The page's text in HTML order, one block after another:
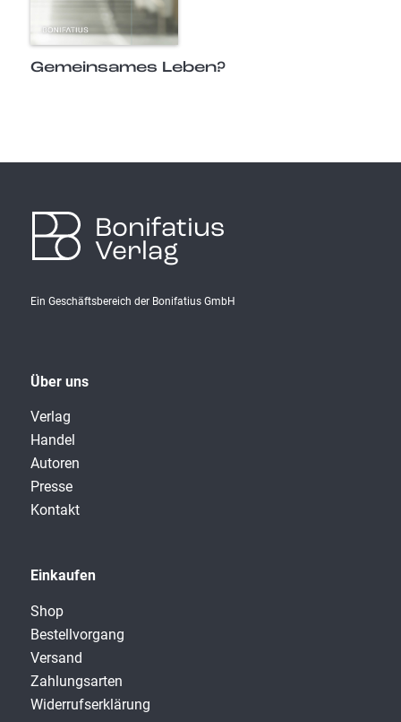
Gemeinsames Leben?
Bonifatius
Verlag
Ein Geschäftsbereich der Bonifatius GmbH
Über uns
Verlag
Handel
Autoren
Presse
Kontakt
Einkaufen
Shop
Bestellvorgang
Versand
Zahlungsarten
Widerrufserklärung